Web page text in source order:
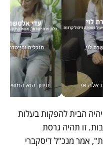
בתפקידים כאלה אי אפשר לחכות: אושרת לוי מניעה השקעות ענק מהטלפון_v